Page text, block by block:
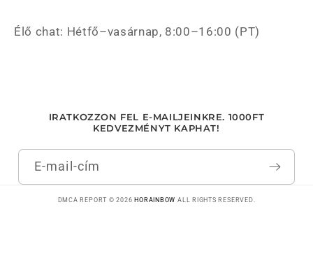
Élő chat: Hétfő–vasárnap, 8:00–16:00 (PT)
IRATKOZZON FEL E-MAILJEINKRE. 1000FT
KEDVEZMÉNYT KAPHAT!
E-mail-cím
DMCA REPORT © 2026 HORAINBOW ALL RIGHTS RESERVED.